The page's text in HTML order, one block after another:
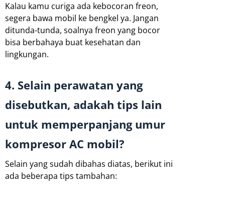
Kalau kamu curiga ada kebocoran freon,
segera bawa mobil ke bengkel ya. Jangan
ditunda-tunda, soalnya freon yang bocor
bisa berbahaya buat kesehatan dan
lingkungan.
4. Selain perawatan yang
disebutkan, adakah tips lain
untuk memperpanjang umur
kompresor AC mobil?
Selain yang sudah dibahas diatas, berikut ini
ada beberapa tips tambahan: